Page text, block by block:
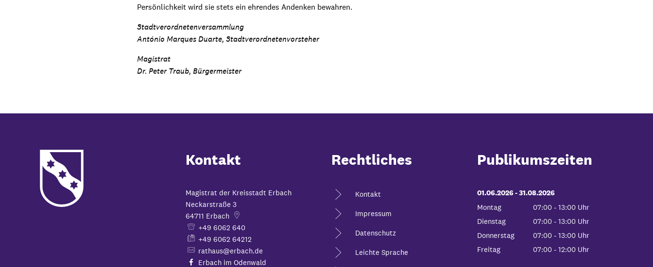
Persönlichkeit wird sie stets ein ehrendes Andenken bewahren.
Stadtverordnetenversammlung
António Marques Duarte, Stadtverordnetenvorsteher
Magistrat
Dr. Peter Traub, Bürgermeister
Kontakt
Magistrat der Kreisstadt Erbach
Neckarstraße 3
64711 Erbach
+49 6062 640
+49 6062 64212
rathaus@erbach.de
Erbach im Odenwald
Rechtliches
Kontakt
Impressum
Datenschutz
Leichte Sprache
Publikumszeiten
01.06.2026-bis
31.08.2026
Montag
07:00 - 13:00 Uhr
Von 07:00 bis 13:00 Uhr
Dienstag 07:00 - 13:00 Uhr
Von 07:00 bis 13:00 Uhr
Donnerstag 07:00 - 13:00 Uhr
Von 07:00 bis 13:00 Uhr
Freitag 07:00 - 12:00 Uhr